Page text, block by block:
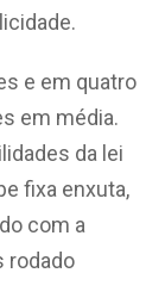
e em quatro
em média.
da lei
fixa enxuta,
com a
rodado